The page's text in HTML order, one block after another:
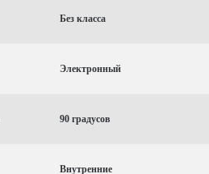
Без класса
Электронный
90 градусов
Внутренние